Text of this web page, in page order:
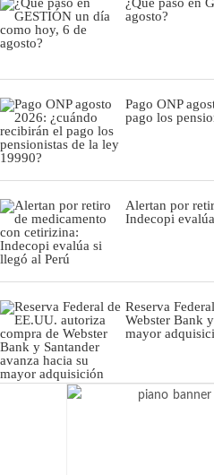
agosto?
Pago ONP
pago los
Alertan por
Indecopi
Reserva
Webster Bank
mayor